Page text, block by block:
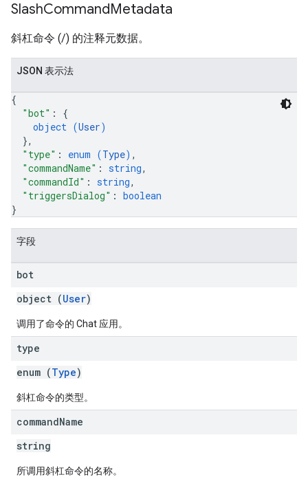
SlashCommandMetadata
斜杠命令 (/) 的注释元数据。
JSON 表示法
{
"bot" : {
object (User)
},
"type" : enum (Type) ,
"commandName" : string,
"commandId" : string,
"triggersDialog" : boolean
}
字段
bot
object (User)
调用了命令的 Chat 应用。
type
enum (Type)
斜杠命令的类型。
commandName
string
所调用斜杠命令的名称。